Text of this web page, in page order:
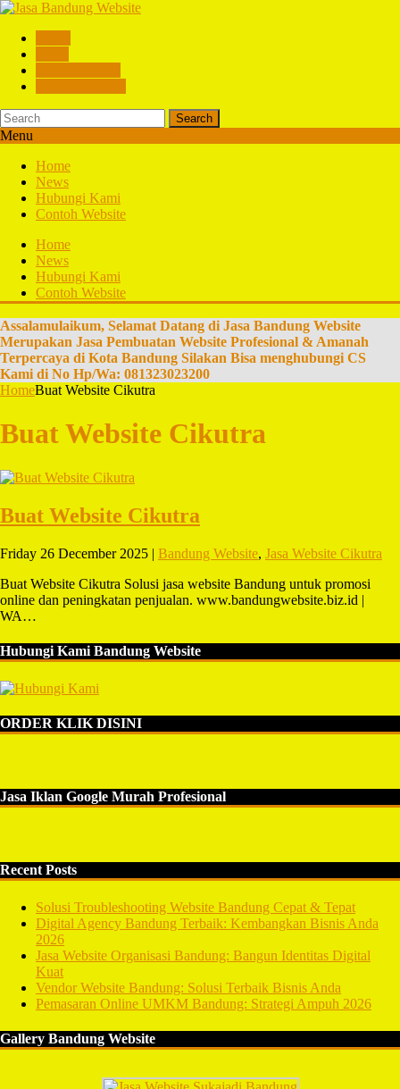
Search
Menu
Home
News
Hubungi Kami
Contoh Website
Home
News
Hubungi Kami
Contoh Website
Assalamulaikum, Selamat Datang di Jasa Bandung Website
Merupakan Jasa Pembuatan Website Profesional & Amanah
Terpercaya di Kota Bandung Silakan Bisa menghubungi CS
Kami di No Hp/Wa: 081323023200
HomeBuat Website Cikutra
Buat Website Cikutra
Buat Website Cikutra
Friday 26 December 2025 | Bandung Website, Jasa Website Cikutra
Buat Website Cikutra Solusi jasa website Bandung untuk promosi
online dan peningkatan penjualan. www.bandungwebsite.biz.id |
WA…
Hubungi Kami Bandung Website
ORDER KLIK DISINI
Jasa Iklan Google Murah Profesional
Recent Posts
Solusi Troubleshooting Website Bandung Cepat & Tepat
Digital Agency Bandung Terbaik: Kembangkan Bisnis Anda
2026
Jasa Website Organisasi Bandung: Bangun Identitas Digital
Kuat
Vendor Website Bandung: Solusi Terbaik Bisnis Anda
Pemasaran Online UMKM Bandung: Strategi Ampuh 2026
Gallery Bandung Website